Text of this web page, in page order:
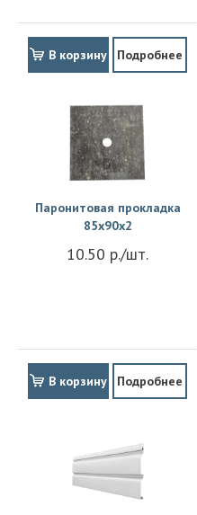
В корзину Подробнее
Паронитовая прокладка
85x90x2
10.50 р./шт.
В корзину Подробнее